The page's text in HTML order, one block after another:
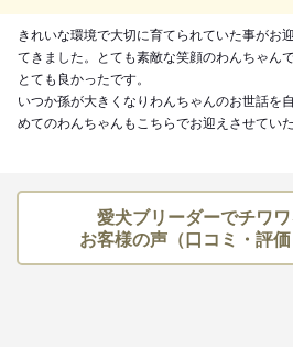
きれいな環境で大切に育てられていた事がお
てきました。とても素敵な笑顔のわんちゃん
とても良かったです。
いつか孫が大きくなりわんちゃんのお世話を
めてのわんちゃんもこちらでお迎えさせてい
愛犬ブリーダーでチワ
お客様の声（口コミ・評